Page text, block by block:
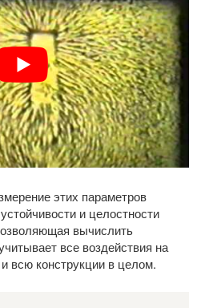
этих параметров
и целостности
вычислить
все воздействия на
всю конструкции в целом.